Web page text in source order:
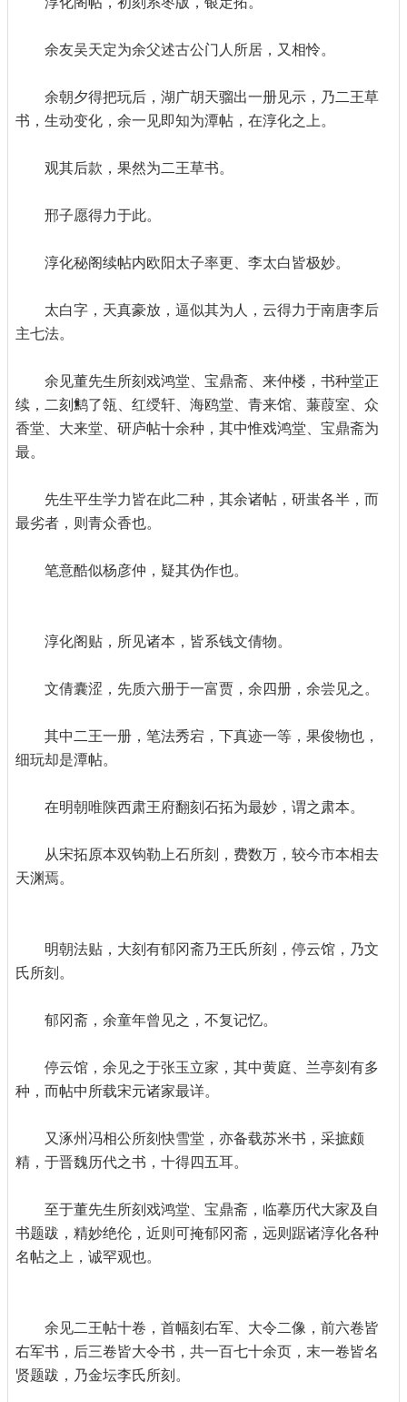
余友吴天定为余父述古公门人所居，又相怜。
余朝夕得把玩后，湖广胡天骝出一册见示，乃二王草
书，生动变化，余一见即知为潭帖，在淳化之上。
观其后款，果然为二王草书。
邢子愿得力于此。
淳化秘阁续帖内欧阳太子率更、李太白皆极妙。
太白字，天真豪放，逼似其为人，云得力于南唐李后
主七法。
余见董先生所刻戏鸿堂、宝鼎斋、来仲楼，书种堂正
续，二刻鹪了瓴、红绶轩、海鸥堂、青来馆、蒹葭室、众
香堂、大来堂、研庐帖十余种，其中惟戏鸿堂、宝鼎斋为
最。
先生平生学力皆在此二种，其余诸帖，研蚩各半，而
最劣者，则青众香也。
笔意酷似杨彦仲，疑其伪作也。
淳化阁贴，所见诸本，皆系钱文倩物。
文倩囊涩，先质六册于一富贾，余四册，余尝见之。
其中二王一册，笔法秀宕，下真迹一等，果俊物也，
细玩却是潭帖。
在明朝唯陕西肃王府翻刻石拓为最妙，谓之肃本。
从宋拓原本双钩勒上石所刻，费数万，较今市本相去
天渊焉。
明朝法贴，大刻有郁冈斋乃王氏所刻，停云馆，乃文
氏所刻。
郁冈斋，余童年曾见之，不复记忆。
停云馆，余见之于张玉立家，其中黄庭、兰亭刻有多
种，而帖中所载宋元诸家最详。
又涿州冯相公所刻快雪堂，亦备载苏米书，采摭颇
精，于晋魏历代之书，十得四五耳。
至于董先生所刻戏鸿堂、宝鼎斋，临摹历代大家及自
书题跋，精妙绝伦，近则可掩郁冈斋，远则踞诸淳化各种
名帖之上，诚罕观也。
余见二王帖十卷，首幅刻右军、大令二像，前六卷皆
右军书，后三卷皆大令书，共一百七十余页，末一卷皆名
贤题跋，乃金坛李氏所刻。